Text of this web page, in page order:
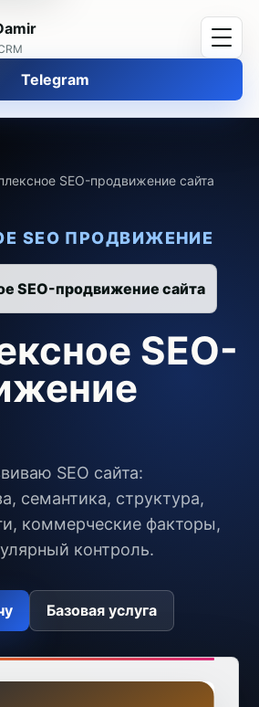
Telegram
SEO-продвижение сайта
SEO ПРОДВИЖЕНИЕ
SEO-продвижение сайта
SEO-
SEO сайта:
семантика, структура,
коммерческие факторы,
контроль.
Базовая услуга